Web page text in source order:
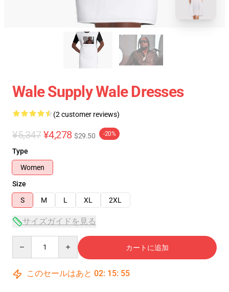
Wale Supply Wale Dresses
(2 customer reviews)
¥5,347 ¥4,278 $29.50 -20%
Type
Women
Size
S
M L XL 2XL
サイズガイドを見る
カートに追加
このセールはあと 02: 15: 54